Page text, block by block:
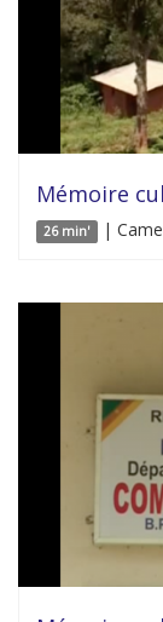
Mémoire
26 min' |